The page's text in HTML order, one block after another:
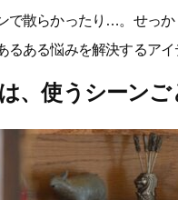
で散らかったり…。せっ
るある悩みを解決するア
、使うシーン